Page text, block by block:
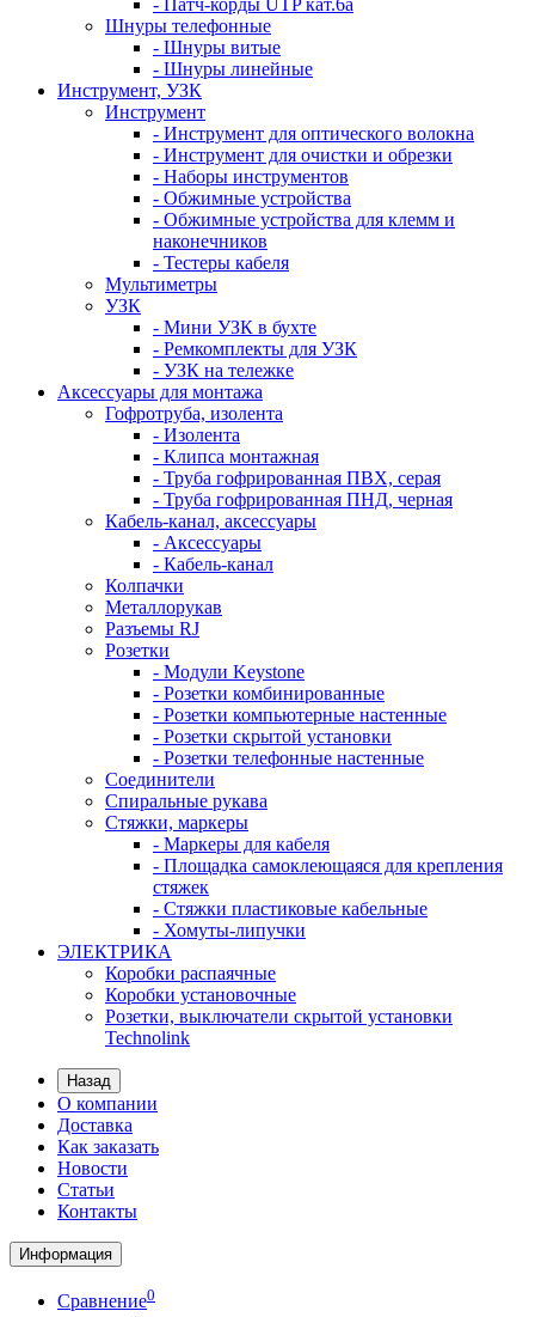
- Патч-корды UTP кат.6а
Шнуры телефонные
- Шнуры витые
- Шнуры линейные
Инструмент, УЗК
Инструмент
- Инструмент для оптического волокна
- Инструмент для очистки и обрезки
- Наборы инструментов
- Обжимные устройства
- Обжимные устройства для клемм и
наконечников
- Тестеры кабеля
Мультиметры
УЗК
- Мини УЗК в бухте
- Ремкомплекты для УЗК
- УЗК на тележке
Аксессуары для монтажа
Гофротруба, изолента
- Изолента
- Клипса монтажная
- Труба гофрированная ПВХ, серая
- Труба гофрированная ПНД, черная
Кабель-канал, аксессуары
- Аксессуары
- Кабель-канал
Колпачки
Металлорукав
Разъемы RJ
Розетки
- Модули Keystone
- Розетки комбинированные
- Розетки компьютерные настенные
- Розетки скрытой установки
- Розетки телефонные настенные
Соединители
Спиральные рукава
Стяжки, маркеры
- Маркеры для кабеля
- Площадка самоклеющаяся для крепления
стяжек
- Стяжки пластиковые кабельные
- Хомуты-липучки
ЭЛЕКТРИКА
Коробки распаячные
Коробки установочные
Розетки, выключатели скрытой установки
Technolink
Назад
О компании
Доставка
Как заказать
Новости
Статьи
Контакты
Информация
Сравнение0